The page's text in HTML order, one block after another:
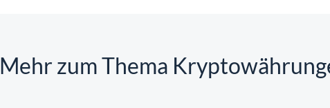
Mehr zum Thema